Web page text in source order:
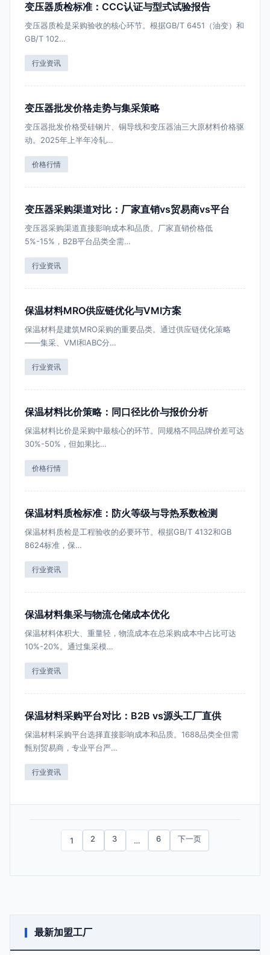
变压器质检标准：CCC认证与型式试验报告
变压器质检是采购验收的核心环节。根据GB/T 6451（油变）和
GB/T 102…
行业资讯
变压器批发价格走势与集采策略
变压器批发价格受硅钢片、铜导线和变压器油三大原材料价格驱
动。2025年上半年冷轧…
价格行情
变压器采购渠道对比：厂家直销vs贸易商vs平台
变压器采购渠道直接影响成本和品质。厂家直销价格低
5%-15%，B2B平台品类全需…
行业资讯
保温材料MRO供应链优化与VMI方案
保温材料是建筑MRO采购的重要品类。通过供应链优化策略
——集采、VMI和ABC分…
行业资讯
保温材料比价策略：同口径比价与报价分析
保温材料比价是采购中最核心的环节。同规格不同品牌价差可达
30%-50%，但如果比…
价格行情
保温材料质检标准：防火等级与导热系数检测
保温材料质检是工程验收的必要环节。根据GB/T 4132和GB
8624标准，保…
行业资讯
保温材料集采与物流仓储成本优化
保温材料体积大、重量轻，物流成本在总采购成本中占比可达
10%-20%。通过集采模…
行业资讯
保温材料采购平台对比：B2B vs源头工厂直供
保温材料采购平台选择直接影响成本和品质。1688品类全但需
甄别贸易商，专业平台严…
行业资讯
1 2 3 … 6 下一页
最新加盟工厂